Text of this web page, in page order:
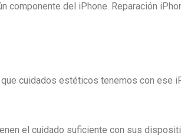
componente del iPhone. Reparación
cuidados estéticos tenemos con ese
el cuidado suficiente con sus